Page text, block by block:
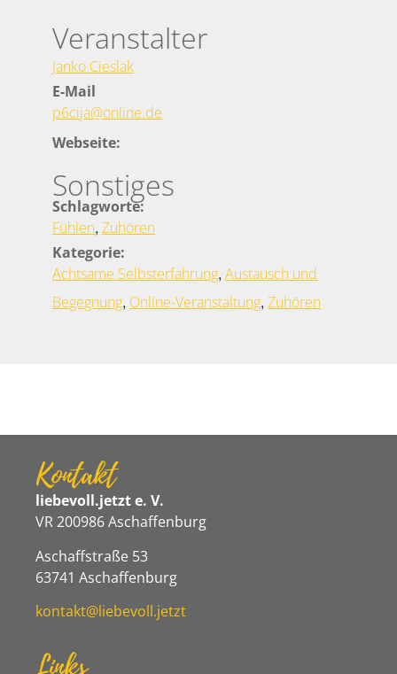
Veranstalter
Janko Cieslak
E-Mail
p6cija@online.de
Webseite:
Sonstiges
Schlagworte:
Fühlen, Zuhören
Kategorie:
Achtsame Selbsterfahrung,Austausch und
Begegnung, Online-Veranstaltung,Zuhören
Kontakt
liebevoll.jetzt e. V.
VR 200986 Aschaffenburg
Aschaffstraße 53
63741 Aschaffenburg
kontakt@liebevoll.jetzt